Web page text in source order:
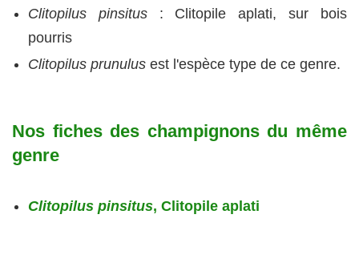
Clitopilus pinsitus: Clitopile aplati, sur bois
pourris
Clitopilus prunulus est l'espèce type de ce genre.
Nos fiches des champignons du même
genre
Clitopilus pinsitus, Clitopile aplati